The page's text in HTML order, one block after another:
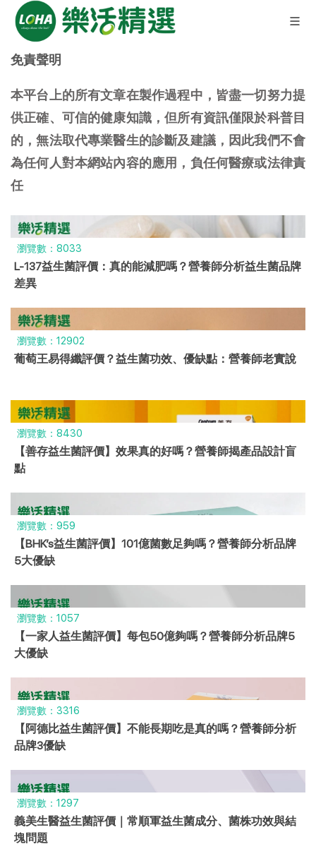
免責聲明
本平台上的所有文章在製作過程中，皆盡一切努力提
供正確、可信的健康知識，但所有資訊僅限於科普目
的，無法取代專業醫生的診斷及建議，因此我們不會
為任何人對本網站內容的應用，負任何醫療或法律責
任
瀏覽數：8033
L-137益生菌評價：真的能減肥嗎？營養師分析益生菌品牌
差異
瀏覽數：12902
葡萄王易得纖評價？益生菌功效、優缺點：營養師老實說
瀏覽數：8430
【善存益生菌評價】效果真的好嗎？營養師揭產品設計盲
點
瀏覽數：959
【BHK’s益生菌評價】101億菌數足夠嗎？營養師分析品牌
5大優缺
瀏覽數：1057
【一家人益生菌評價】每包50億夠嗎？營養師分析品牌5
大優缺
瀏覽數：3316
【阿德比益生菌評價】不能長期吃是真的嗎？營養師分析
品牌3優缺
瀏覽數：1297
義美生醫益生菌評價｜常順軍益生菌成分、菌株功效與結
塊問題